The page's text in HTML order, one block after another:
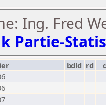
Ing. Fred
Partie-
bdld rd